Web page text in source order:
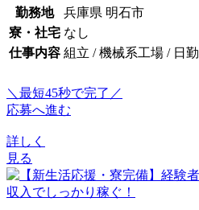
勤務地
兵庫県 明石市
寮・社宅 なし
仕事内容 組立 / 機械系工場 / 日勤
＼最短45秒で完了／
応募へ進む
詳しく
見る